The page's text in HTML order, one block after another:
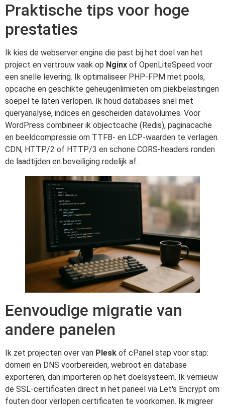
Praktische tips voor hoge
prestaties
Ik kies de webserver engine die past bij het doel van het
project en vertrouw vaak op Nginx of OpenLiteSpeed voor
een snelle levering. Ik optimaliseer PHP-FPM met pools,
opcache en geschikte geheugenlimieten om piekbelastingen
soepel te laten verlopen. Ik houd databases snel met
queryanalyse, indices en gescheiden datavolumes. Voor
WordPress combineer ik objectcache (Redis), paginacache
en beeldcompressie om TTFB- en LCP-waarden te verlagen.
CDN, HTTP/2 of HTTP/3 en schone CORS-headers ronden
de laadtijden en beveiliging redelijk af.
Eenvoudige migratie van
andere panelen
Ik zet projecten over van Plesk of cPanel stap voor stap:
domein en DNS voorbereiden, webroot en database
exporteren, dan importeren op het doelsysteem. Ik vernieuw
de SSL-certificaten direct in het paneel via Let's Encrypt om
fouten door verlopen certificaten te voorkomen. Ik migreer